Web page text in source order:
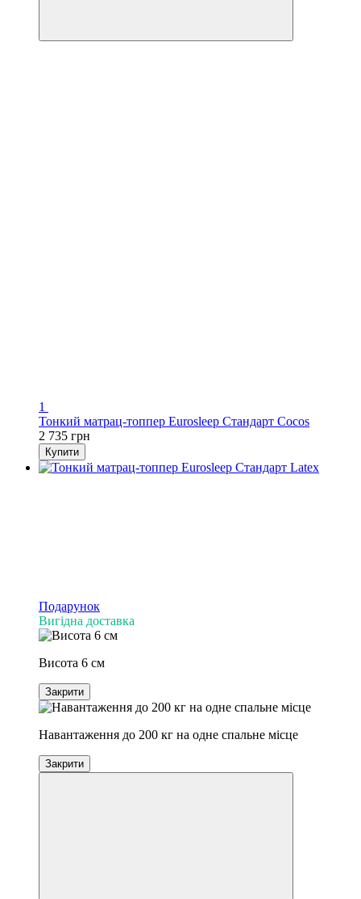
1
Тонкий матрац-топпер Eurosleep Стандарт Cocos
2 735 грн
Купити
Подарунок
Вигідна доставка
Висота 6 см
Закрити
Навантаження до 200 кг на одне спальне місце
Закрити